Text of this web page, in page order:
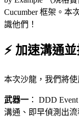
Cucumber 框架。本
識他們！
⚡️ 加速溝通
本次沙龍，我們將使
武器一 ： DDD
溝通、即早偵測出流